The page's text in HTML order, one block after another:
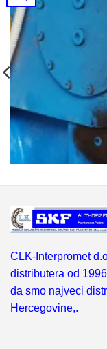
CLK-Interpromet
distributera od
da smo najveci
Hercegovine,.